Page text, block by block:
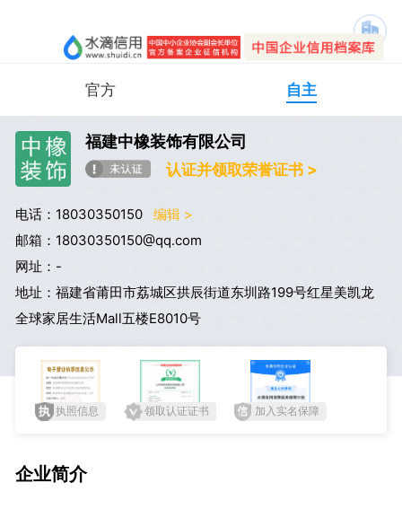
官方 自主
福建中橡装饰有限公司
认证并领取荣誉证书 >
电话：18030350150
编辑 >
邮箱：18030350150@qq.com
网址：-
地址：福建省莆田市荔城区拱辰街道东圳路199号红星美凯龙
全球家居生活Mall五楼E8010号
执照信息 领取认证证书 加入实名保障
企业简介